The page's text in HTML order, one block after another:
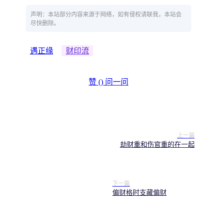
声明：本站部分内容来源于网络，如有侵权请联我，本站会
尽快删除。
遇正缘 财印流
赞 () 问一问
上一篇
劫财重和伤官重的在一起
下一篇
偏财格时支藏偏财